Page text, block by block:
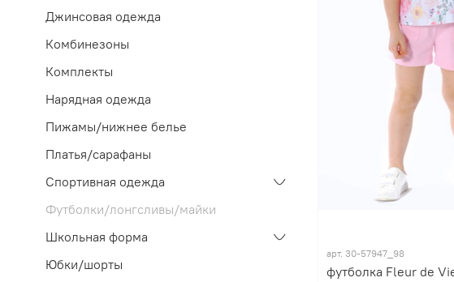
арт. 30-57947_98
футболка Fleur de
Джинсовая одежда
Комбинезоны
Комплекты
Нарядная одежда
Пижамы/нижнее белье
Платья/сарафаны
Спортивная одежда
Футболки/лонгсливы/майки
Школьная форма
Юбки/шорты